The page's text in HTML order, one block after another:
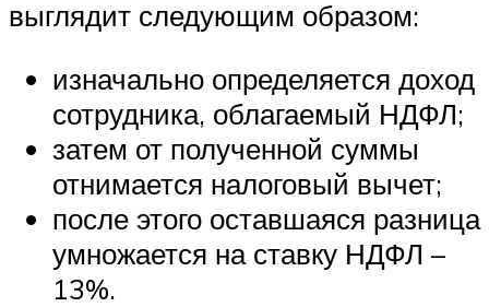
выглядит следующим образом:
изначально определяется доход
сотрудника, облагаемый НДФЛ;
затем от полученной суммы
отнимается налоговый вычет;
после этого оставшаяся разница
умножается на ставку НДФЛ –
13%.